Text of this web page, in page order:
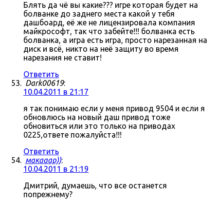
Блять да чё вы какие??? игре которая будет на
болванке до заднего места какой у тебя
дашбоард, её же не лицензировала компания
майкрософт, так что забейте!!! болванка есть
болванка, а игра есть игра, просто нарезанная на
диск и всё, никто на неё защиту во время
нарезания не ставит!
Ответить
Dark00619:
10.04.2011 в 21:17
я так понимаю если у меня привод 9504 и если я
обновлюсь на новый даш привод тоже
обновиться или это только на приводах
0225,ответе пожалуйста!!!
Ответить
макааар)):
10.04.2011 в 21:19
Дмитрий, думаешь, что все останется
попрежнему?